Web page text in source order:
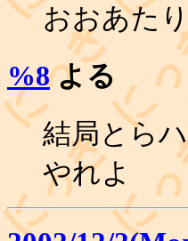
おおあた
%8よる
結局とら
やれよ